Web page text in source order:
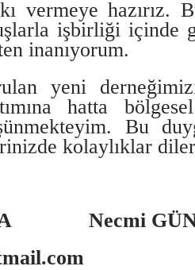
vermeye
işbirliği içinde
inanıyorum.
yeni
hatta
Bu
kolaylıklar
Necmi